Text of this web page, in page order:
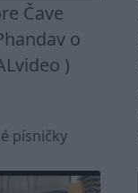
Čave
o
)
písničky